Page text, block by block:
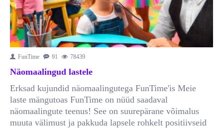
FunTime 91 78439
Näomaalingud lastele
Erksad kujundid näomaalingutega FunTime'is Meie
laste mängutoas FunTime on nüüd saadaval
näomaalingute teenus! See on suurepärane võimalus
muuta välimust ja pakkuda lapsele rohkelt positiivseid